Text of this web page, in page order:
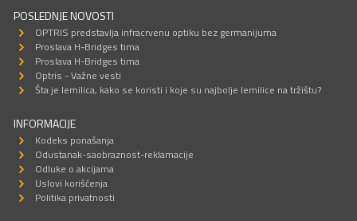
POSLEDNJE NOVOSTI
OPTRIS predstavlja infracrvenu optiku bez germanijuma
Proslava H-Bridges tima
Proslava H-Bridges tima
Optris - Važne vesti
Šta je lemilica, kako se koristi i koje su najbolje lemilice na tržištu?
INFORMACIJE
Kodeks ponašanja
Odustanak-saobraznost-reklamacije
Odluke o akcijama
Uslovi korišćenja
Politika privatnosti